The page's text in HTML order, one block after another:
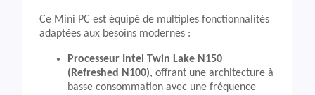
Ce Mini PC est équipé de multiples fonctionnalités
adaptées aux besoins modernes :
Processeur Intel Twin Lake N150
(Refreshed N100), offrant une architecture à
basse consommation avec une fréquence